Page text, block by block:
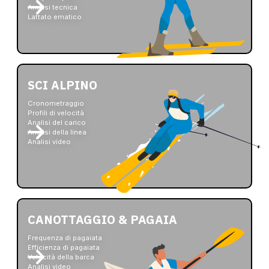
Analisi tecnica
Lattato ematico
SCI ALPINO
Cronometraggio
Profili di velocità
Analisi del carico
Analisi della linea
Analisi video
CANOTTAGGIO & PAGAIA
Frequenza di pagaiata
Efficienza di pagaiata
Velocità della barca
Analisi video